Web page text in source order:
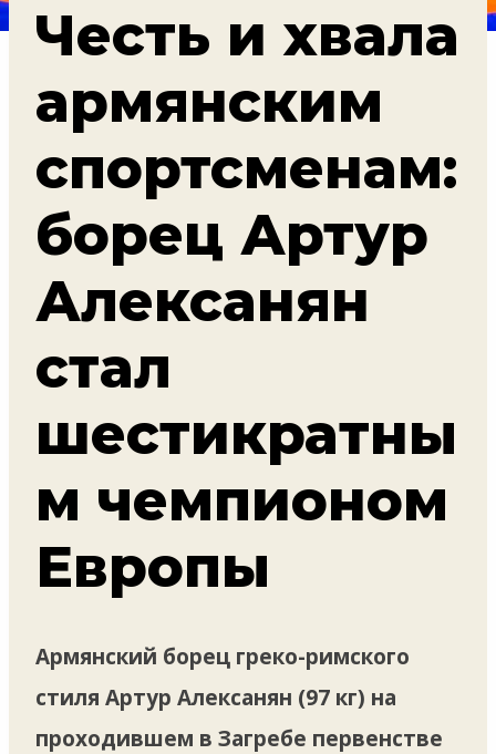
Честь и хвала
армянским
спортсменам:
борец Артур
Алексанян
стал
шестикратны
м чемпионом
Европы
Армянский борец греко-римского
стиля Артур Алексанян (97 кг) на
проходившем в Загребе первенстве